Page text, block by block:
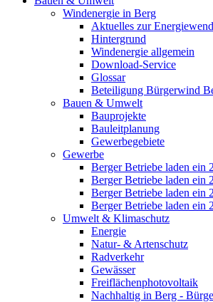
Windenergie in Berg
Aktuelles zur
Hintergrund
Windenergie allgemein
Download-Service
Glossar
Beteiligung Bürgerwind
Bauen & Umwelt
Bauprojekte
Bauleitplanung
Gewerbegebiete
Gewerbe
Berger Betriebe laden ein
Berger Betriebe laden ein
Berger Betriebe laden ein
Berger Betriebe laden ein
Umwelt & Klimaschutz
Energie
Natur- & Artenschutz
Radverkehr
Gewässer
Freiflächenphotovoltaik
Nachhaltig in Berg -